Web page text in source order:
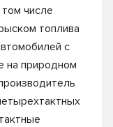
числе
топлива
с
на природном